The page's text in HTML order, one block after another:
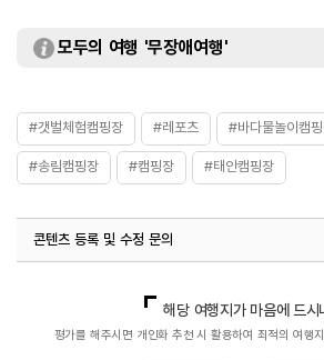
소화기: 30
모두의 여행 '무장애여행'
#갯벌체험캠핑장 #레포츠 #바다물놀이캠
#송림캠핑장 #캠핑장 #태안캠핑장
콘텐츠 등록 및 수정 문의
해당 여행지가 마음에 드시
평가를 해주시면 개인화 추천 시 활용하여 최적의 여행